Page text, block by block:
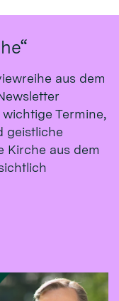
aus dem
Termine,
geistliche
Kirche aus dem